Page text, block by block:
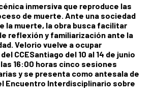
inmersiva que reproduce las
de muerte. Ante una sociedad
la muerte, la obra busca facilitar
reflexión y familiarización ante la
Velorio vuelve a ocupar
CCESantiago del 10 al 14 de junio
las 16:00 horas cinco sesiones
y se presenta como antesala de
Encuentro Interdisciplinario sobre